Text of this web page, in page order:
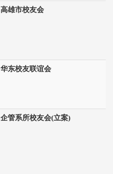
高雄市校友会
华东校友联谊会
企管系所校友会(立案)